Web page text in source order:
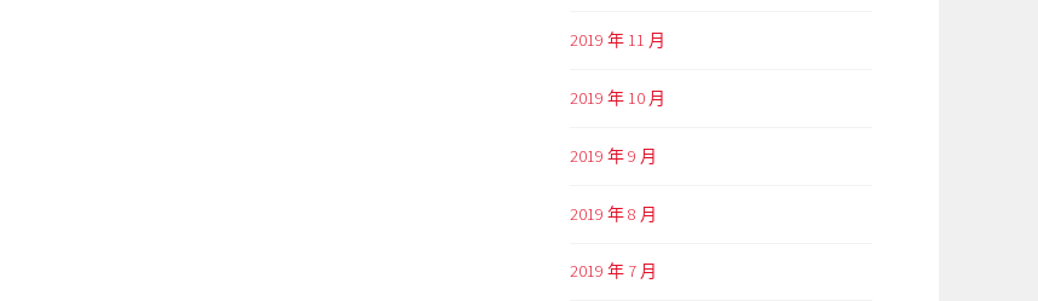
2019 年 11 月
2019 年 10 月
2019 年 9 月
2019 年 8 月
2019 年 7 月